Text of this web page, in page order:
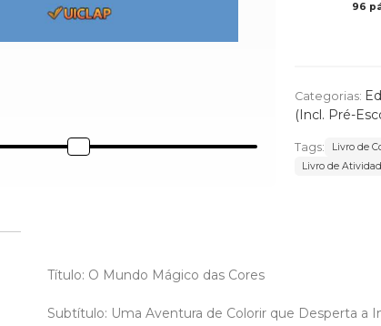
96
Categorias:
(Incl. Pré-
Tags: Livro de
Livro de
Título: O Mundo Mágico das Cores
Subtítulo: Uma Aventura de Colorir que Desperta a